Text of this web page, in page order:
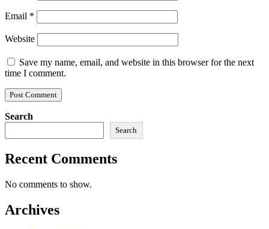
Email *
Website
Save my name, email, and website in this browser for the next
time I comment.
Search
Search
Recent Comments
No comments to show.
Archives